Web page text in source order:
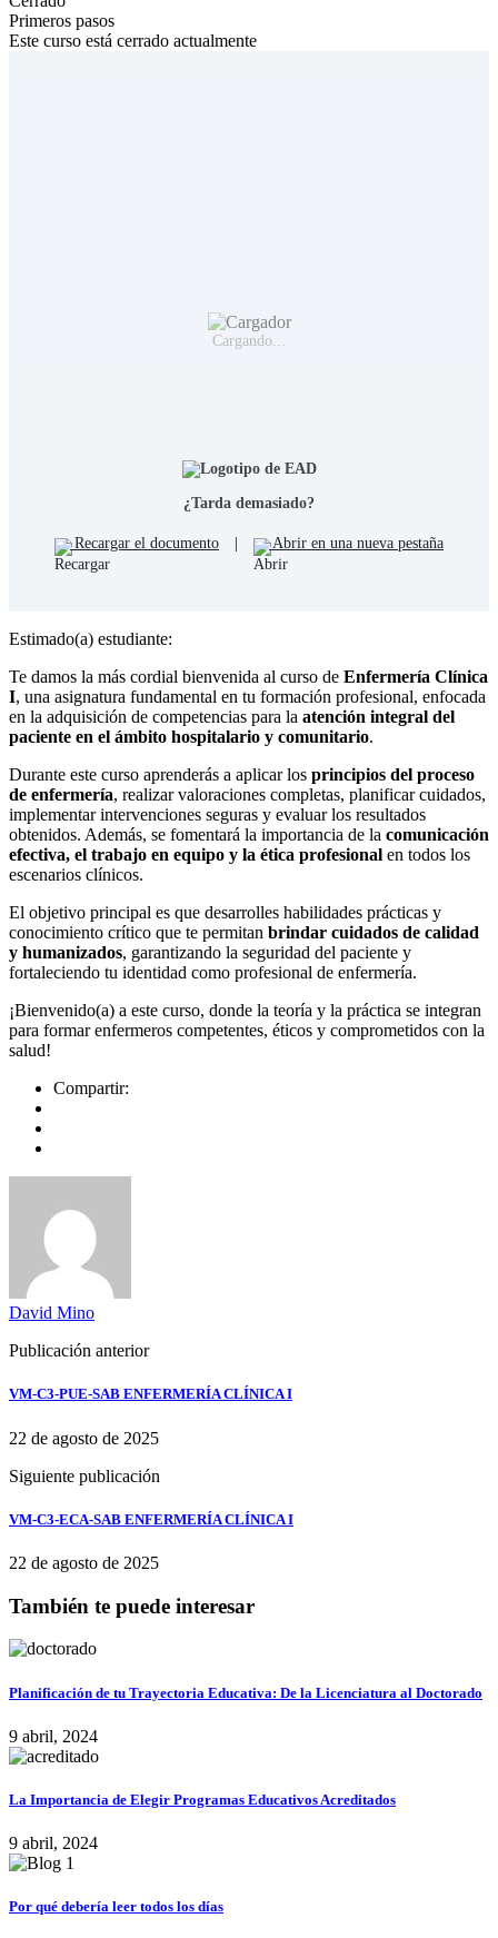
Primeros pasos
Este curso está cerrado actualmente
Cargando...
¿Tarda demasiado?
Recargar el documento Abrir en una nueva pestaña
Estimado(a) estudiante:
Te damos la más cordial bienvenida al curso de Enfermería Clínica
I, una asignatura fundamental en tu formación profesional, enfocada
en la adquisición de competencias para la atención integral del
paciente en el ámbito hospitalario y comunitario.
Durante este curso aprenderás a aplicar los principios del proceso
de enfermería, realizar valoraciones completas, planificar cuidados,
implementar intervenciones seguras y evaluar los resultados
obtenidos. Además, se fomentará la importancia de la comunicación
efectiva, el trabajo en equipo y la ética profesional en todos los
escenarios clínicos.
El objetivo principal es que desarrolles habilidades prácticas y
conocimiento crítico que te permitan brindar cuidados de calidad
y humanizados, garantizando la seguridad del paciente y
fortaleciendo tu identidad como profesional de enfermería.
¡Bienvenido(a) a este curso, donde la teoría y la práctica se integran
para formar enfermeros competentes, éticos y comprometidos con la
salud!
Compartir:
David Mino
Publicación anterior
VM-C3-PUE-SAB ENFERMERÍA CLÍNICA I
22 de agosto de 2025
Siguiente publicación
VM-C3-ECA-SAB ENFERMERÍA CLÍNICA I
22 de agosto de 2025
También te puede interesar
Planificación de tu Trayectoria Educativa: De la Licenciatura al Doctorado
9 abril, 2024
La Importancia de Elegir Programas Educativos Acreditados
9 abril, 2024
Por qué debería leer todos los días